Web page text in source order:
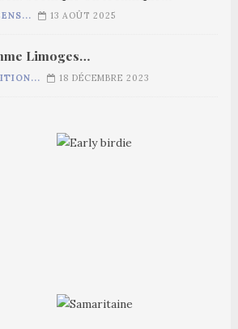
13 AOÛT 2025
Limoges…
18 DÉCEMBRE 2023